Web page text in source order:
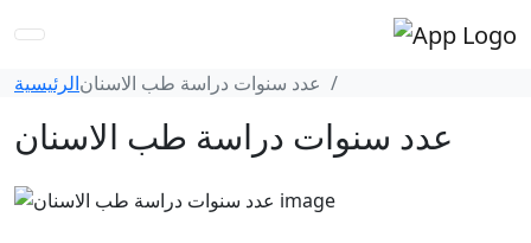
الرئيسيةعدد سنوات دراسة طب الاسنان
عدد سنوات دراسة طب الاسنان